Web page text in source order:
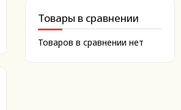
Товары в сравнении
Товаров в сравнении нет